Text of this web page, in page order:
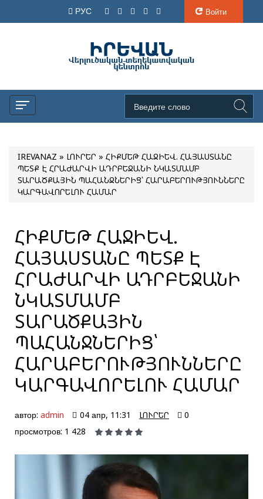
РУС Войти
IREVANAZ » ԼՈՒՐԵՐ » ՀԻՔՄԵԹ ՀԱՋԻԵՎ. ՀԱՅԱՍՏԱՆԸ
ՊԵՏՔ Է ՀՐԱԺԱՐՎԻ ԱԴՐԲԵՋԱՆԻ ՆԿԱՏՄԱՄԲ
ՏԱՐԱԾՔԱՅԻՆ ՊԱՀԱՆՋՆԵՐԻՑ՝ ՀԱՐԱԲԵՐՈՒԹՅՈՒՆՆԵՐԸ
ԿԱՐԳԱՎՈՐԵԼՈՒ ՀԱՄԱՐ
ՀԻՔՄԵԹ ՀԱՋԻԵՎ.
ՀԱՅԱՍՏԱՆԸ ՊԵՏՔ Է
ՀՐԱԺԱՐՎԻ ԱԴՐԲԵՋԱՆԻ
ՆԿԱՏՄԱՄԲ
ՏԱՐԱԾՔԱՅԻՆ
ՊԱՀԱՆՋՆԵՐԻՑ՝
ՀԱՐԱԲԵՐՈՒԹՅՈՒՆՆԵՐԸ
ԿԱՐԳԱՎՈՐԵԼՈՒ ՀԱՄԱՐ
автор: admin 04 апр, 11:31 ԼՈՒՐԵՐ
0
просмотров: 1 428